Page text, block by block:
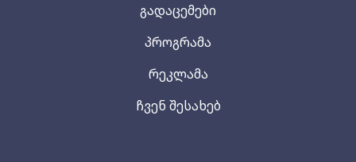
გადაცემები
პროგრამა
რეკლამა
ჩვენ შესახებ